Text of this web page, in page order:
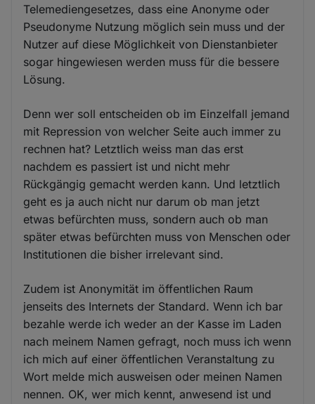
Telemediengesetzes, dass eine Anonyme oder
Pseudonyme Nutzung möglich sein muss und der
Nutzer auf diese Möglichkeit von Dienstanbieter
sogar hingewiesen werden muss für die bessere
Lösung.
Denn wer soll entscheiden ob im Einzelfall jemand
mit Repression von welcher Seite auch immer zu
rechnen hat? Letztlich weiss man das erst
nachdem es passiert ist und nicht mehr
Rückgängig gemacht werden kann. Und letztlich
geht es ja auch nicht nur darum ob man jetzt
etwas befürchten muss, sondern auch ob man
später etwas befürchten muss von Menschen oder
Institutionen die bisher irrelevant sind.
Zudem ist Anonymität im öffentlichen Raum
jenseits des Internets der Standard. Wenn ich bar
bezahle werde ich weder an der Kasse im Laden
nach meinem Namen gefragt, noch muss ich wenn
ich mich auf einer öffentlichen Veranstaltung zu
Wort melde mich ausweisen oder meinen Namen
nennen. OK, wer mich kennt, anwesend ist und